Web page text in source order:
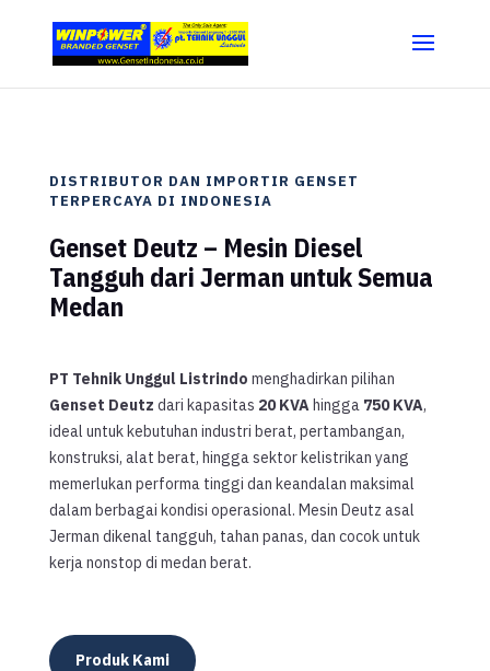
DISTRIBUTOR DAN IMPORTIR GENSET
TERPERCAYA DI INDONESIA
Genset Deutz – Mesin Diesel
Tangguh dari Jerman untuk Semua
Medan
PT Tehnik Unggul Listrindo menghadirkan pilihan
Genset Deutz dari kapasitas 20 KVAhingga750 KVA,
ideal untuk kebutuhan industri berat, pertambangan,
konstruksi, alat berat, hingga sektor kelistrikan yang
memerlukan performa tinggi dan keandalan maksimal
dalam berbagai kondisi operasional. Mesin Deutz asal
Jerman dikenal tangguh, tahan panas, dan cocok untuk
kerja nonstop di medan berat.
Produk Kami